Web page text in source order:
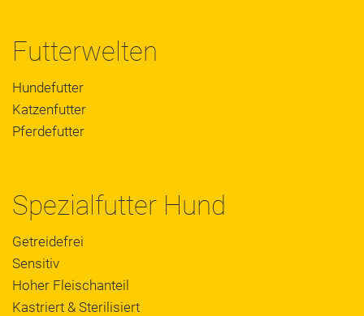
Futterwelten
Hundefutter
Katzenfutter
Pferdefutter
Spezialfutter Hund
Getreidefrei
Sensitiv
Hoher Fleischanteil
Kastriert & Sterilisiert